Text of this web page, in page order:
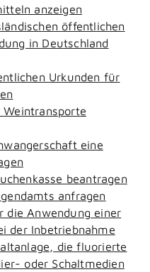
anzeigen
öffentlichen
in Deutschland
Urkunden für
eine
beantragen
anfragen
die Anwendung einer
der Inbetriebnahme
die fluorierte
oder Schaltmedien